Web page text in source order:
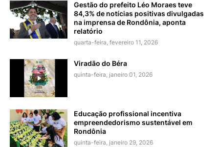
Gestão do prefeito Léo Moraes teve
84,3% de notícias positivas divulgadas
na imprensa de Rondônia, aponta
relatório
quarta-feira, fevereiro 11, 2026
Viradão do Béra
quinta-feira, janeiro 01, 2026
Educação profissional incentiva
empreendedorismo sustentável em
Rondônia
quinta-feira, janeiro 29, 2026